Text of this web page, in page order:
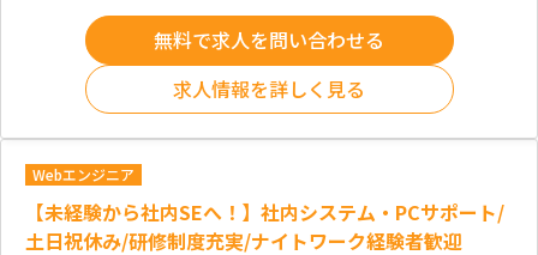
無料で求人を問い合わせる
求人情報を詳しく見る
Webエンジニア
【未経験から社内SEへ！】社内システム・PCサポート/
土日祝休み/研修制度充実/ナイトワーク経験者歓迎